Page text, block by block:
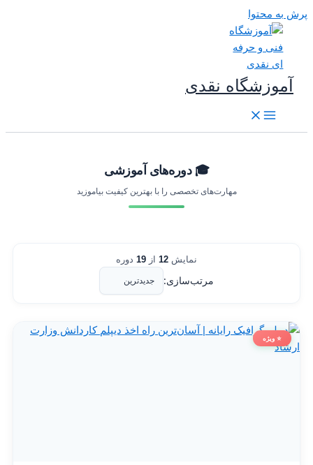
به محتوا
آموزشگاه نقدی
🎓 دوره‌های آموزشی
مهارت‌های تخصصی را با بهترین کیفیت بیاموزید
نمایش12 از 19 دوره
مرتب‌سازی:
⭐ ویژه